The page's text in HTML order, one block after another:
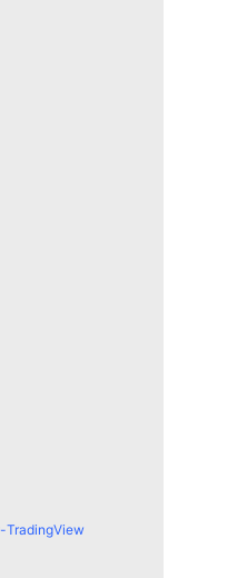
עקוב אחר כל השווקים ב-TradingView